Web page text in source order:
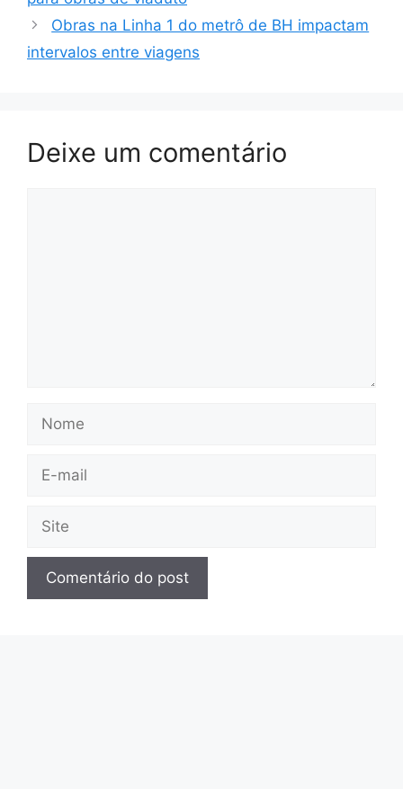
Obras na Linha 1 do metrô de BH impactam
intervalos entre viagens
Deixe um comentário
mail